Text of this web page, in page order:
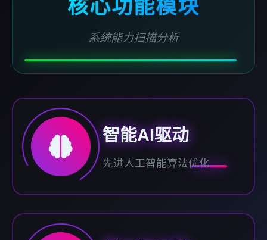
核心功能模块
系统能力扫描分析
智能AI驱动
先进人工智能算法优化